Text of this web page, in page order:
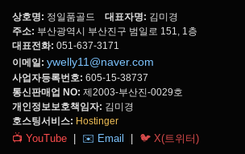
상호명: 정일품골드 대표자명: 김미경
주소: 부산광역시 부산진구 범일로 151, 1층
대표전화: 051-637-3171
이메일: ywelly11@naver.com
사업자등록번호: 605-15-38737
통신판매업 NO: 제2003-부산진-0029호
개인정보보호책임자: 김미경
호스팅서비스: Hostinger
📺 YouTube ✉️ Email 🐦 X(트위터)